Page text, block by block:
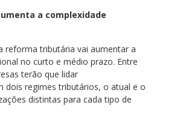
a complexidade
reforma tributária vai aumentar a
no curto e médio prazo. Entre
terão que lidar
dois regimes tributários, o atual e o
distintas para cada tipo de